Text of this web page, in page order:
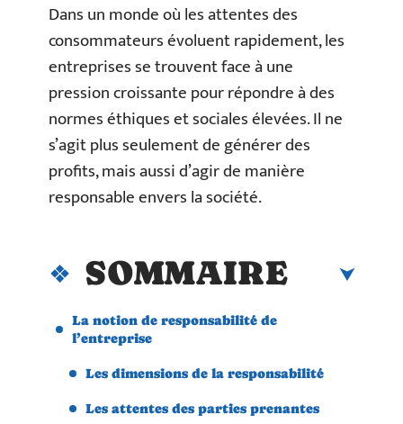
Dans un monde où les attentes des
consommateurs évoluent rapidement, les
entreprises se trouvent face à une
pression croissante pour répondre à des
normes éthiques et sociales élevées. Il ne
s’agit plus seulement de générer des
profits, mais aussi d’agir de manière
responsable envers la société.
SOMMAIRE
La notion de responsabilité de
l’entreprise
Les dimensions de la responsabilité
Les attentes des parties prenantes